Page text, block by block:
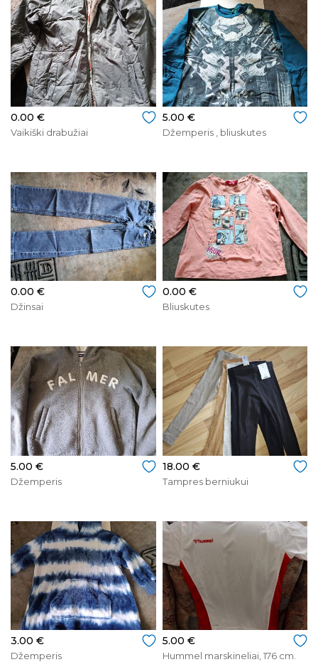
0.00 €
Vaikiški drabužiai
5.00 €
Džemperis , bliuskutes
0.00 €
Džinsai
0.00 €
Bliuskutes
5.00 €
Džemperis
18.00 €
Tampres berniukui
3.00 €
Džemperis
5.00 €
Hummel marskineliai, 176 cm.